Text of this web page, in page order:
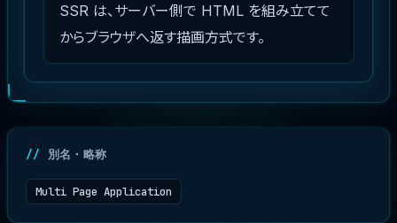
SSR は、サーバー側で HTML を組み立てて
からブラウザへ返す描画方式です。
別名・略称
Multi Page Application